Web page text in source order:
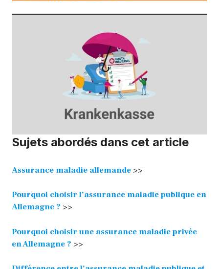
Sujets abordés dans cet article
Assurance maladie allemande >>
Pourquoi choisir l’assurance maladie publique en
Allemagne ? >>
Pourquoi choisir une assurance maladie privée
en Allemagne ? >>